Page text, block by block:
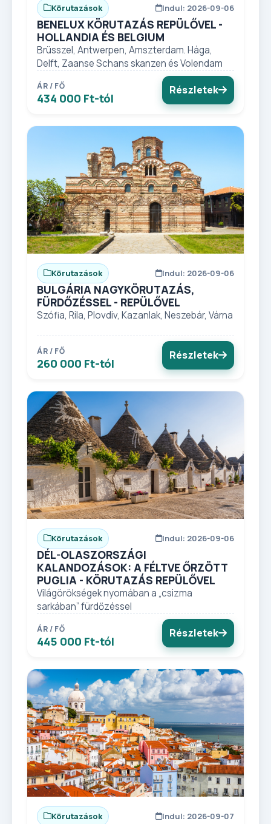
Körutazások Indul: 2026-09-06
BENELUX KÖRUTAZÁS REPÜLŐVEL -
HOLLANDIA ÉS BELGIUM
Brüsszel, Antwerpen, Amszterdam. Hága,
Delft, Zaanse Schans skanzen és Volendam
ÁR / FŐ
434 000 Ft-tól
Részletek
Körutazások Indul: 2026-09-06
BULGÁRIA NAGYKÖRUTAZÁS,
FÜRDŐZÉSSEL - REPÜLŐVEL
Szófia, Rila, Plovdiv, Kazanlak, Neszebár, Várna
ÁR / FŐ
260 000 Ft-tól
Részletek
Körutazások Indul: 2026-09-06
DÉL-OLASZORSZÁGI
KALANDOZÁSOK: A FÉLTVE ŐRZÖTT
PUGLIA - KÖRUTAZÁS REPÜLŐVEL
Világörökségek nyomában a „csizma
sarkában” fürdőzéssel
ÁR / FŐ
445 000 Ft-tól
Részletek
Körutazások Indul: 2026-09-07